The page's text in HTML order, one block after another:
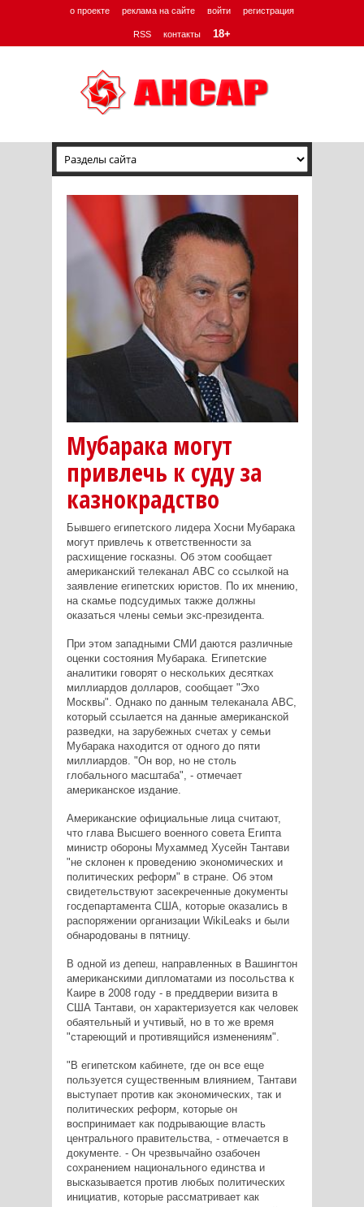
о проекте реклама на сайте войти регистрация
RSS контакты 18+
Мубарака могут
привлечь к суду за
казнокрадство
Бывшего египетского лидера Хосни Мубарака
могут привлечь к ответственности за
расхищение госказны. Об этом сообщает
американский телеканал ABC со ссылкой на
заявление египетских юристов. По их мнению,
на скамье подсудимых также должны
оказаться члены семьи экс-президента.
При этом западными СМИ даются различные
оценки состояния Мубарака. Египетские
аналитики говорят о нескольких десятках
миллиардов долларов, сообщает "Эхо
Москвы". Однако по данным телеканала ABC,
который ссылается на данные американской
разведки, на зарубежных счетах у семьи
Мубарака находится от одного до пяти
миллиардов. "Он вор, но не столь
глобального масштаба", - отмечает
американское издание.
Американские официальные лица считают,
что глава Высшего военного совета Египта
министр обороны Мухаммед Хусейн Тантави
"не склонен к проведению экономических и
политических реформ" в стране. Об этом
свидетельствуют засекреченные документы
госдепартамента США, которые оказались в
распоряжении организации WikiLeaks и были
обнародованы в пятницу.
В одной из депеш, направленных в Вашингтон
американскими дипломатами из посольства к
Каире в 2008 году - в преддверии визита в
США Тантави, он характеризуется как человек
обаятельный и учтивый, но в то же время
"стареющий и противящийся изменениям".
"В египетском кабинете, где он все еще
пользуется существенным влиянием, Тантави
выступает против как экономических, так и
политических реформ, которые он
воспринимает как подрывающие власть
центрального правительства, - отмечается в
документе. - Он чрезвычайно озабочен
сохранением национального единства и
высказывается против любых политических
инициатив, которые рассматривает как